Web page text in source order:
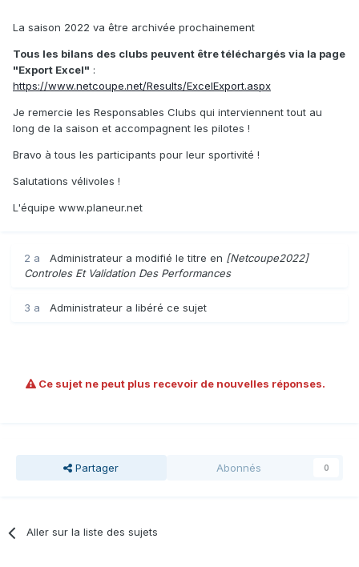
La saison 2022 va être archivée prochainement
Tous les bilans des clubs peuvent être téléchargés via la page
"Export Excel" :
https://www.netcoupe.net/Results/ExcelExport.aspx
Je remercie les Responsables Clubs qui interviennent tout au
long de la saison et accompagnent les pilotes !
Bravo à tous les participants pour leur sportivité !
Salutations vélivoles !
L'équipe www.planeur.net
2 a Administrateur a modifié le titre en [Netcoupe2022]
Controles Et Validation Des Performances
3 a Administrateur a libéré ce sujet
Ce sujet ne peut plus recevoir de nouvelles réponses.
Partager Abonnés 0
Aller sur la liste des sujets